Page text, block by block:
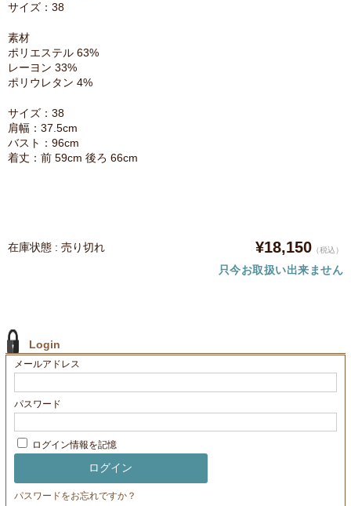
サイズ：38
素材
ポリエステル 63%
レーヨン 33%
ポリウレタン 4%
サイズ：38
肩幅：37.5cm
バスト：96cm
着丈：前 59cm 後ろ 66cm
在庫状態 : 売り切れ ¥18,150 （税込）
只今お取扱い出来ません
Login
メールアドレス
パスワード
ログイン情報を記憶
パスワードをお忘れですか？